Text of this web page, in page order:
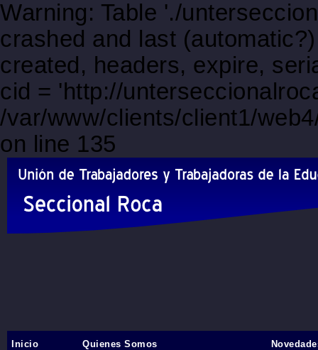
Warning: Table './
crashed and last
created, headers, expire,
cid = 'http://
/var/www/clients/client1/
on line 135
Inicio Quienes Somos